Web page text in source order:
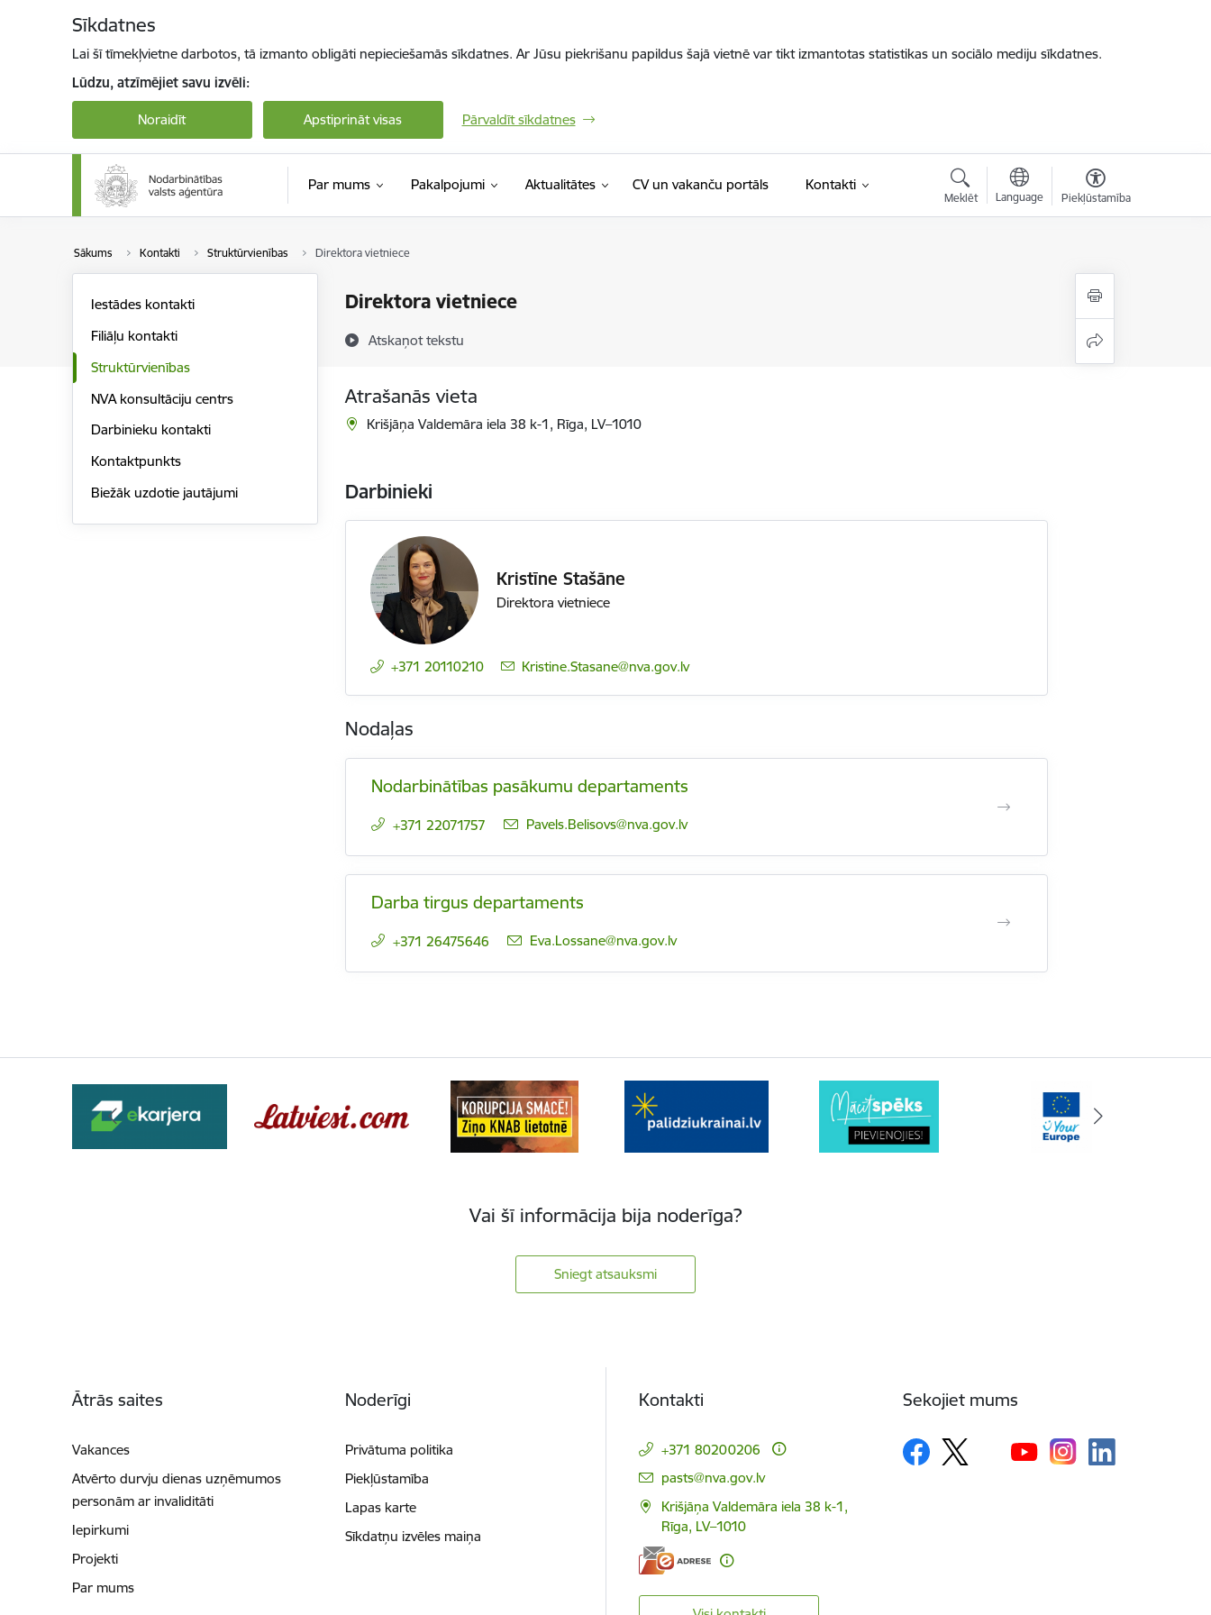
Sīkdatnes
Lai šī tīmekļvietne darbotos, tā izmanto obligāti nepieciešamās sīkdatnes. Ar Jūsu piekrišanu papildus šajā vietnē var tikt izmantotas statistikas un sociālo mediju sīkdatnes.
Lūdzu, atzīmējiet savu izvēli:
Noraidīt Apstiprināt visas Pārvaldīt sīkdatnes
Par mums Pakalpojumi Aktualitātes CV un vakanču portāls(Ārējā saite)
Kontakti
Meklēt Language Piekļūstamība
Sākums Kontakti Struktūrvienības Direktora vietniece
Direktora vietniece
Atskaņot tekstu
Iestādes kontakti
Filiāļu kontakti
Struktūrvienības
NVA konsultāciju centrs
Darbinieku kontakti
Kontaktpunkts
Biežāk uzdotie jautājumi
Atrašanās vieta
Krišjāņa Valdemāra iela 38 k-1, Rīga, LV–1010
Darbinieki
Kristīne Stašāne
Direktora vietniece
+371 20110210 E-pasts:
Kristine.Stasane@nva.gov.lv
Nodaļas
Nodarbinātības pasākumu departaments
+371 22071757 E-pasts:
Pavels.Belisovs@nva.gov.lv
Darba tirgus departaments
+371 26475646 E-pasts:
Eva.Lossane@nva.gov.lv
Vai šī informācija bija noderīga?
Sniegt atsauksmi
Ātrās saites
Vakances
Atvērto durvju dienas uzņēmumos
personām ar invaliditāti
Iepirkumi
Projekti
Par mums
Noderīgi
Privātuma politika
Piekļūstamība
Lapas karte
Sīkdatņu izvēles maiņa
Kontakti
+371 80200206
E-pasts:
pasts@nva.gov.lv
Krišjāņa Valdemāra iela 38 k-1,
Rīga, LV–1010
Sekojiet mums